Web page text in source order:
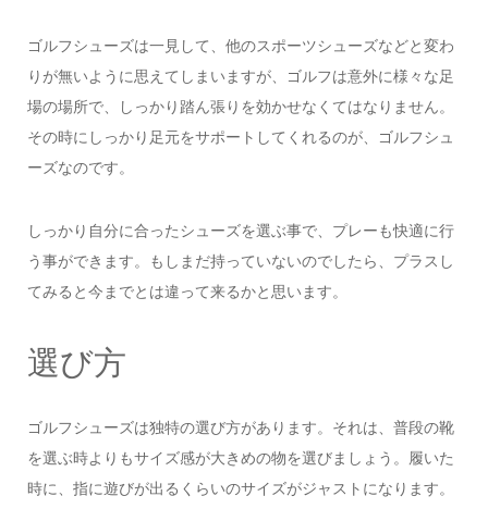
ゴルフシューズは一見して、他のスポーツシューズなどと変わ
りが無いように思えてしまいますが、ゴルフは意外に様々な足
場の場所で、しっかり踏ん張りを効かせなくてはなりません。
その時にしっかり足元をサポートしてくれるのが、ゴルフシュ
ーズなのです。
しっかり自分に合ったシューズを選ぶ事で、プレーも快適に行
う事ができます。もしまだ持っていないのでしたら、プラスし
てみると今までとは違って来るかと思います。
選び方
ゴルフシューズは独特の選び方があります。それは、普段の靴
を選ぶ時よりもサイズ感が大きめの物を選びましょう。履いた
時に、指に遊びが出るくらいのサイズがジャストになります。